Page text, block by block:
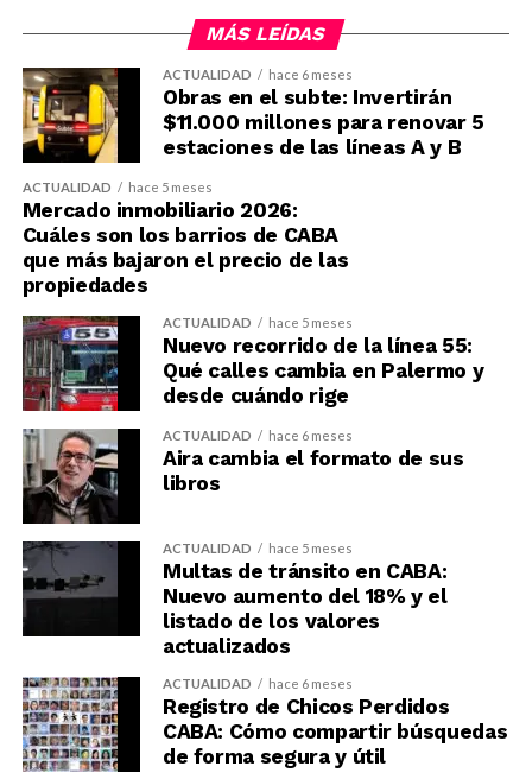
MÁS LEÍDAS
ACTUALIDAD hace 6 meses
Obras en el subte: Invertirán
$11.000 millones para renovar 5
estaciones de las líneas A y B
ACTUALIDAD hace 5 meses
Mercado inmobiliario 2026:
Cuáles son los barrios de CABA
que más bajaron el precio de las
propiedades
ACTUALIDAD hace 5 meses
Nuevo recorrido de la línea 55:
Qué calles cambia en Palermo y
desde cuándo rige
ACTUALIDAD hace 6 meses
Aira cambia el formato de sus
libros
ACTUALIDAD hace 5 meses
Multas de tránsito en CABA:
Nuevo aumento del 18% y el
listado de los valores
actualizados
ACTUALIDAD hace 6 meses
Registro de Chicos Perdidos
CABA: Cómo compartir búsquedas
de forma segura y útil